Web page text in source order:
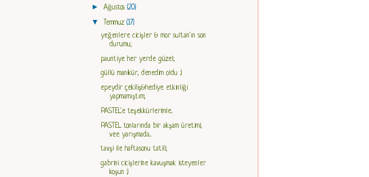
► Ağustos (20)
▼Temmuz (17)
yeğenlere cicişler & mor sultan'ın son
durumu;
pauntiye her yerde güzel;
güllü manikür, denedim oldu :)
epeydir çekiliş&hediye etkinliği
yapmamıştım;
PASTEL'e teşekkürlerimle..
PASTEL tonlarında bir akşam üretimi;
vee yarışmada...
tavşi ile haftasonu tatili;
gabrini cicişlerine kavuşmak isteyenler
koşun :)